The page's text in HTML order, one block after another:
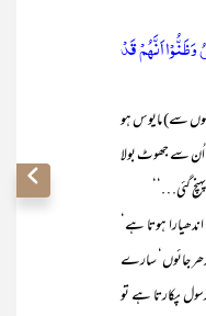
اَنَّھُمْ قَدْ
سے) مایوس ہو
اُن سے جھوٹ بولا
گئی…‘‘
ہوتا ہے‘
کدھر جائوں‘ سارے
پکارتا ہے تو